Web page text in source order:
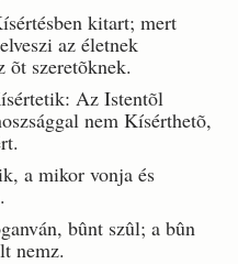
kitart; mert
az életnek
szeretõknek.
Az Istentõl
nem Kísérthetõ,
a mikor vonja és
bûnt szûl; a bûn
nemz.